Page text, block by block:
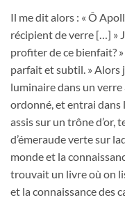
Il me dit alors : « Ô
récipient de verre […] »
profiter de ce bienfait?
parfait et subtil. » Alors
luminaire dans un
ordonné, et entrai dans
assis sur un trône d’or,
d’émeraude verte sur
monde et la
trouvait un livre où on
et la connaissance des